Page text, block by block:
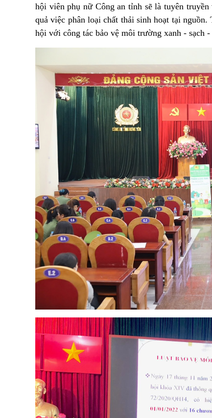
hội viên phụ nữ Công an tỉnh sẽ là tuyên
quả việc phân loại chất thải sinh hoạt tại
hội với công tác bảo vệ môi trường xanh - sạch